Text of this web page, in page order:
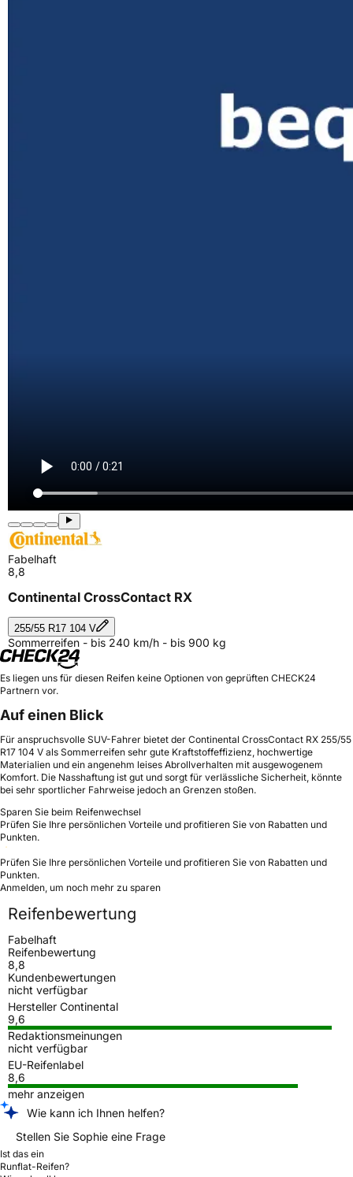
Fabelhaft
8,8
Continental CrossContact RX
255/55 R17 104 V
Sommerreifen - bis 240 km/h - bis 900 kg
Es liegen uns für diesen Reifen keine Optionen von geprüften CHECK24
Partnern vor.
Auf einen Blick
Für anspruchsvolle SUV-Fahrer bietet der Continental CrossContact RX 255/55
R17 104 V als Sommerreifen sehr gute Kraftstoffeffizienz, hochwertige
Materialien und ein angenehm leises Abrollverhalten mit ausgewogenem
Komfort. Die Nasshaftung ist gut und sorgt für verlässliche Sicherheit, könnte
bei sehr sportlicher Fahrweise jedoch an Grenzen stoßen.
Sparen Sie beim Reifenwechsel
Prüfen Sie Ihre persönlichen Vorteile und profitieren Sie von Rabatten und
Punkten.
Prüfen Sie Ihre persönlichen Vorteile und profitieren Sie von Rabatten und
Punkten.
Anmelden, um noch mehr zu sparen
Reifenbewertung
Fabelhaft
Reifenbewertung
8,8
Kundenbewertungen
nicht verfügbar
Hersteller Continental
9,6
Redaktionsmeinungen
nicht verfügbar
EU-Reifenlabel
8,6
mehr anzeigen
Wie kann ich Ihnen helfen?
Stellen Sie Sophie eine Frage
Ist das ein
Runflat-Reifen?